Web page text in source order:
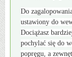
Do
ustawiony do
Dociążasz
pochylać się do
popręgu, a